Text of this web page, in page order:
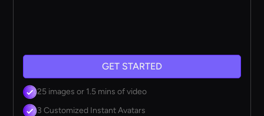
GET STARTED
25 images or 1.5 mins of video
3 Customized Instant Avatars